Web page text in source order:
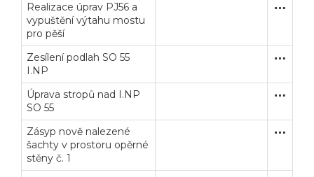
Realizace úprav PJ56 a
vypuštění výtahu mostu
pro pěší
Zesílení podlah SO 55
I.NP
Úprava stropů nad I.NP
SO 55
Zásyp nově nalezené
šachty v prostoru opěrné
stěny č. 1